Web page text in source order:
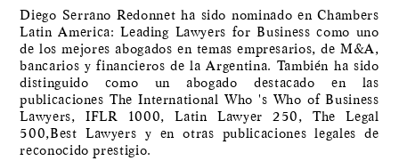
Diego Serrano Redonnet ha sido nominado en Chambers
Latin America: Leading Lawyers for Business como uno
de los mejores abogados en temas empresarios, de M&A,
bancarios y financieros de la Argentina. También ha sido
distinguido como un abogado destacado en las
publicaciones The International Who 's Who of Business
Lawyers, IFLR 1000, Latin Lawyer 250, The Legal
500,Best Lawyers y en otras publicaciones legales de
reconocido prestigio.